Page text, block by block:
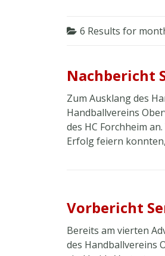
6 Results for
Nachbericht
Zum Ausklang des
Handballvereins
des HC Forchheim
Erfolg feiern
Vorbericht
Bereits am vierten
des Handballvereins